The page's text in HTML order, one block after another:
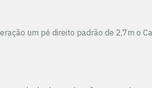
um pé direito padrão de 2,7m o